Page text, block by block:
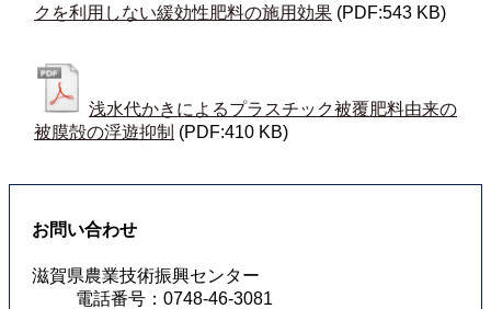
クを利用しない緩効性肥料の施用効果 (PDF:543 KB)
浅水代かきによるプラスチック被覆肥料由来の
被膜殻の浮遊抑制 (PDF:410 KB)
お問い合わせ
滋賀県農業技術振興センター
電話番号：0748-46-3081